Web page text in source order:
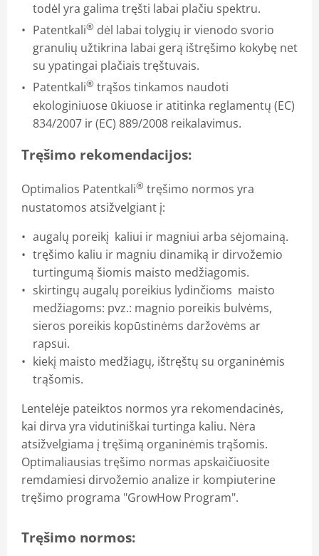
todėl yra galima tręšti labai plačiu spektru.
Patentkali® dėl labai tolygių ir vienodo svorio
granulių užtikrina labai gerą ištręšimo kokybę net
su ypatingai plačiais tręštuvais.
Patentkali® trąšos tinkamos naudoti
ekologiniuose ūkiuose ir atitinka reglamentų (EC)
834/2007 ir (EC) 889/2008 reikalavimus.
Tręšimo rekomendacijos:
Optimalios Patentkali® tręšimo normos yra
nustatomos atsižvelgiant į:
augalų poreikį kaliui ir magniui arba sėjomainą.
tręšimo kaliu ir magniu dinamiką ir dirvožemio
turtingumą šiomis maisto medžiagomis.
skirtingų augalų poreikius lydinčioms maisto
medžiagoms: pvz.: magnio poreikis bulvėms,
sieros poreikis kopūstinėms daržovėms ar
rapsui.
kiekį maisto medžiagų, ištręštų su organinėmis
trąšomis.
Lentelėje pateiktos normos yra rekomendacinės,
kai dirva yra vidutiniškai turtinga kaliu. Nėra
atsižvelgiama į tręšimą organinėmis trąšomis.
Optimaliausias tręšimo normas apskaičiuosite
remdamiesi dirvožemio analize ir kompiuterine
tręšimo programa "GrowHow Program".
Tręšimo normos: